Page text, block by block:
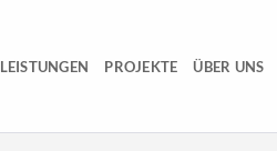
LEISTUNGEN PROJEKTE ÜBER UNS